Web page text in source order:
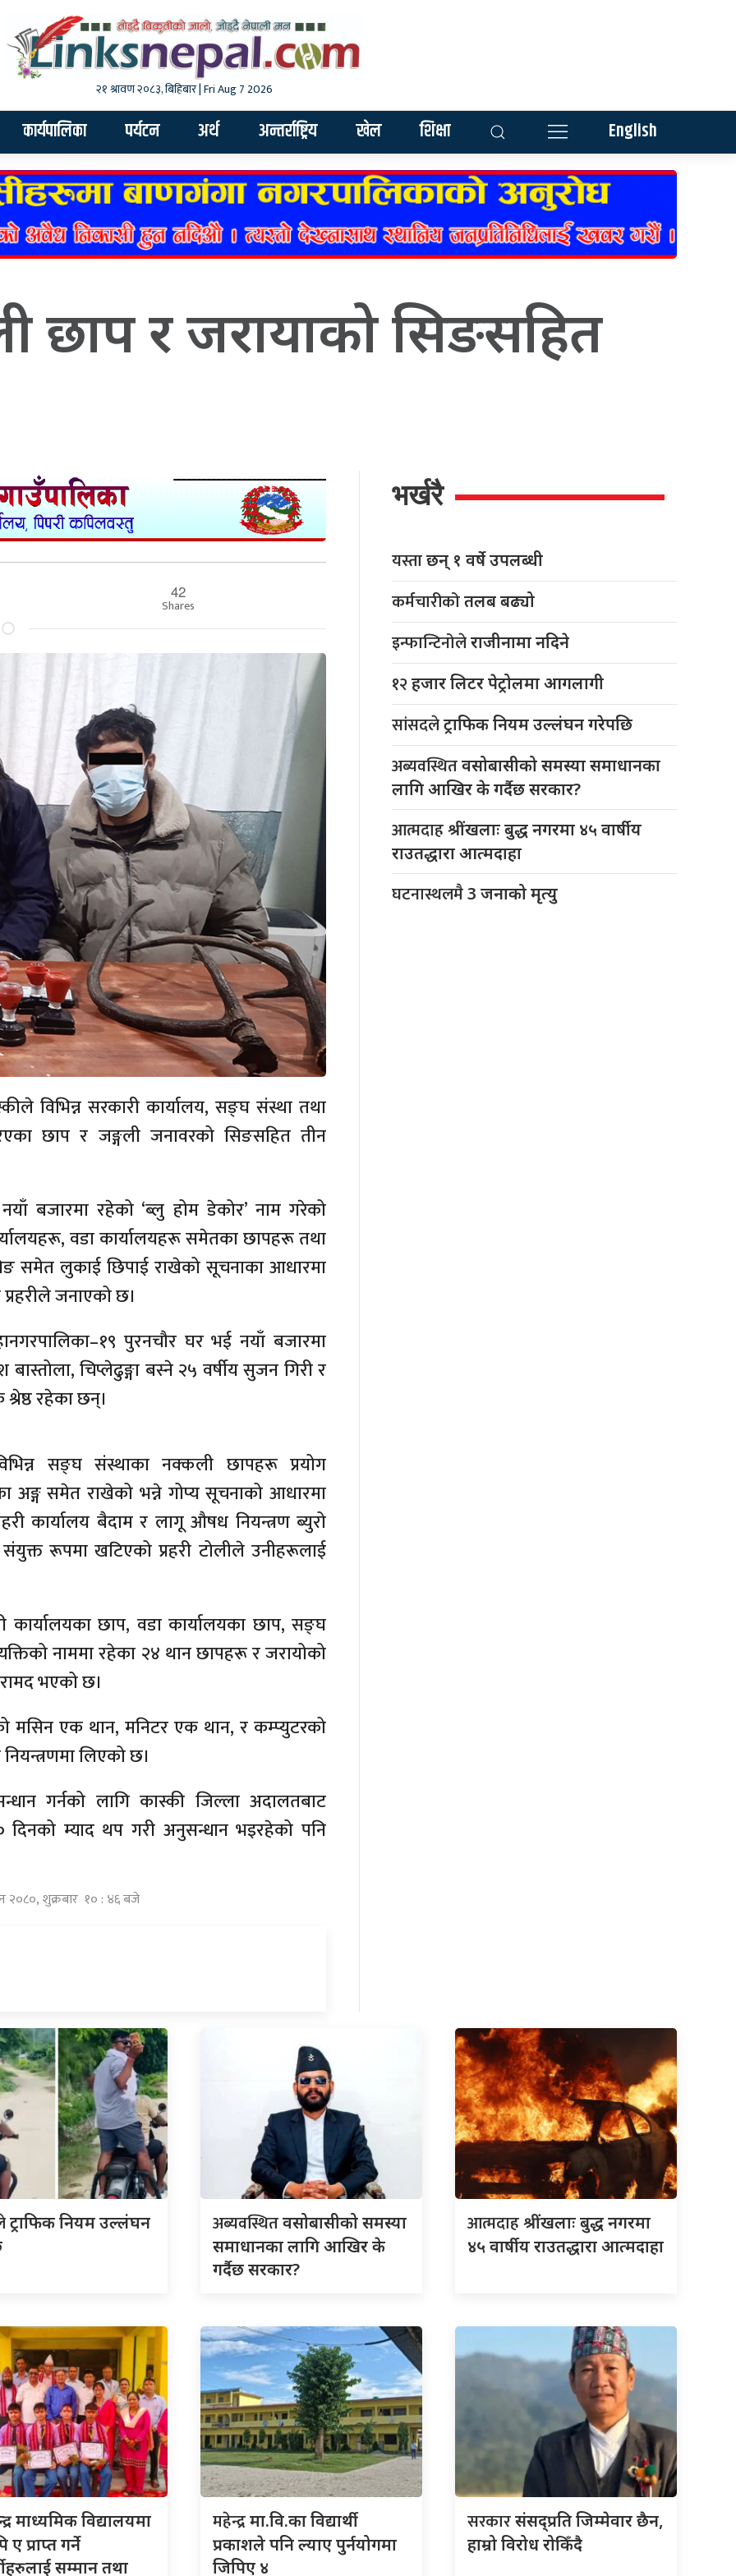
२१ श्रावण २०८३, बिहिबार | Fri Aug 7 2026
कार्यपालिका पर्यटन अर्थ अन्तर्राष्ट्रिय खेल शिक्षा English
छाप र जरायाको सिङसहित
42
Shares
विभिन्न सरकारी कार्यालय, सङ्घ संस्था तथा
छाप र जङ्गली जनावरको सिङसहित तीन
बजारमा रहेको ‘ब्लु होम डेकोर’ नाम गरेको
वडा कार्यालयहरू समेतका छापहरू तथा
समेत लुकाई छिपाई राखेको सूचनाका आधारमा
जनाएको छ।
पुरनचौर घर भई नयाँ बजारमा
चिप्लेढुङ्गा बस्ने २५ वर्षीय सुजन गिरी र
रहेका छन्।
सङ्घ संस्थाका नक्कली छापहरू प्रयोग
अङ्ग समेत राखेको भन्ने गोप्य सूचनाको आधारमा
कार्यालय बैदाम र लागू औषध नियन्त्रण ब्युरो
रूपमा खटिएको प्रहरी टोलीले उनीहरूलाई
कार्यालयका छाप, वडा कार्यालयका छाप, सङ्घ
नाममा रहेका २४ थान छापहरू र जरायोको
भएको छ।
मसिन एक थान, मनिटर एक थान, र कम्प्युटरको
लिएको छ।
गर्नको लागि कास्की जिल्ला अदालतबाट
म्याद थप गरी अनुसन्धान भइरहेको पनि
२०८०, शुक्रबार १० : ४६ बजे
भर्खरै
यस्ताछन् १ वर्षे उपलब्धी
कर्मचारीकोतलब बढ्यो
इन्फान्टिनोलेराजीनामा नदिने
१२हजार लिटर पेट्रोलमा आगलागी
सांसदलेट्राफिक नियम उल्लंघन गरेपछि
अब्यवस्थितवसोबासीको समस्या समाधानका
लागि आखिर के गर्दैछ सरकार?
आत्मदाहश्रींखलाः बुद्ध नगरमा ४५ वार्षीय
राउतद्धारा आत्मदाहा
घटनास्थलमै3 जनाको मृत्यु
ट्राफिक नियम उल्लंघन
अब्यवस्थितवसोबासीको समस्या
समाधानका लागि आखिर के
गर्दैछ सरकार?
आत्मदाहश्रींखलाः बुद्ध नगरमा
४५ वार्षीय राउतद्धारा आत्मदाहा
माध्यमिक विद्यालयमा
ए प्राप्त गर्ने
सम्मान तथा
महेन्द्रमा.वि.का विद्यार्थी
प्रकाशले पनि ल्याए पुर्नयोगमा
जिपिए ४
सरकारसंसद्‍प्रति जिम्मेवार छैन,
हाम्रो विरोध रोकिँदै